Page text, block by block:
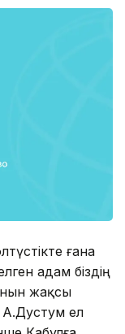
ғана
адам біздің
жақсы
А.Дустум ел